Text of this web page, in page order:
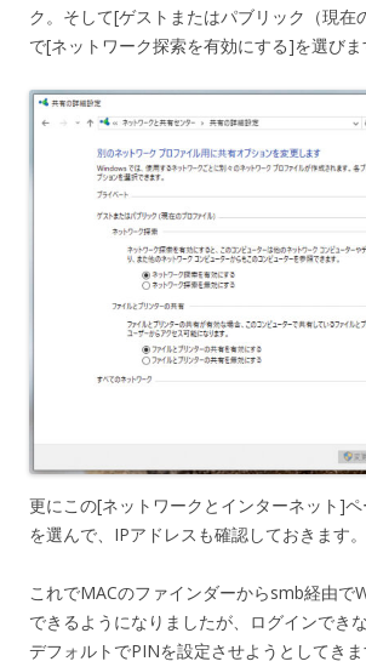
ク。そして[ゲストまたはパブリック（現在
で[ネットワーク探索を有効にする]を選びま
更にこの[ネットワークとインターネット]
を選んで、IPアドレスも確認しておきます。
これでMACのファインダーからsmb経由で
できるようになりましたが、ログインで
デフォルトでPINを設定させようとしてき